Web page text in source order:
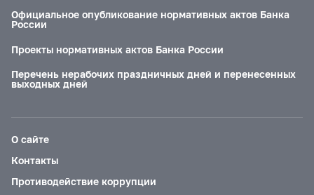
Официальное опубликование нормативных актов Банка
России
Проекты нормативных актов Банка России
Перечень нерабочих праздничных дней и перенесенных
выходных дней
О сайте
Контакты
Противодействие коррупции